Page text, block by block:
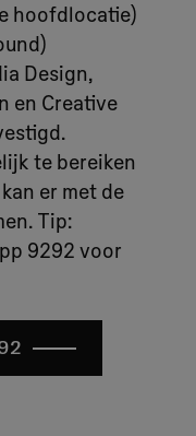
hoofdlocatie)
Design,
en Creative
te bereiken
er met de
Tip:
9292 voor